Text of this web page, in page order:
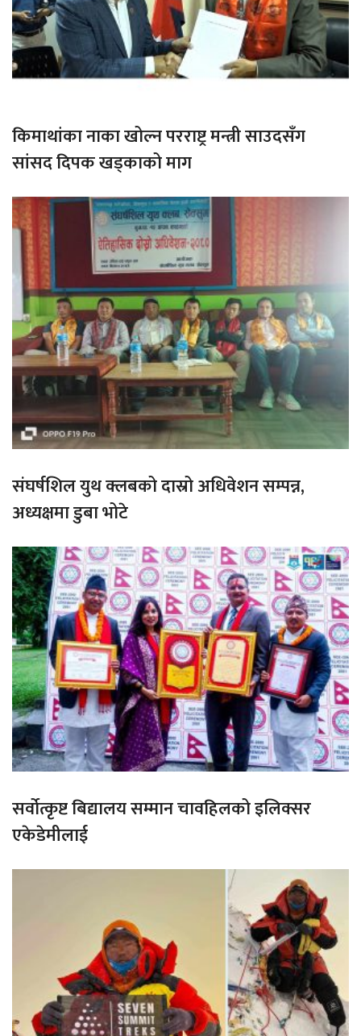
किमाथांका नाका खोल्न परराष्ट्र मन्त्री साउदसँग
सांसद दिपक खड्काको माग
संघर्षशिल युथ क्लबको दास्रो अधिवेशन सम्पन्न,
अध्यक्षमा डुबा भोटे
सर्वोत्कृष्ट बिद्यालय सम्मान चावहिलको इलिक्सर
एकेडेमीलाई